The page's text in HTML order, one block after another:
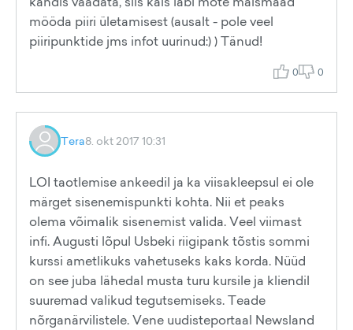
mööda piiri ületamisest (ausalt - pole veel
piiripunktide jms infot uurinud:) ) Tänud!
0 0
Tera8. okt 2017 10:31
LOI taotlemise ankeedil ja ka viisakleepsul ei ole
märget sisenemispunkti kohta. Nii et peaks
olema võimalik sisenemist valida. Veel viimast
infi. Augusti lõpul Usbeki riigipank tõstis sommi
kurssi ametlikuks vahetuseks kaks korda. Nüüd
on see juba lähedal musta turu kursile ja kliendil
suuremad valikud tegutsemiseks. Teade
nõrganärvilistele. Vene uudisteportaal Newsland